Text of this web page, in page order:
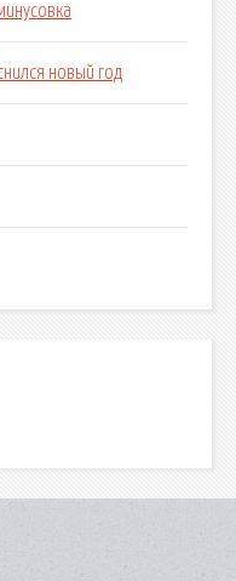
новый год